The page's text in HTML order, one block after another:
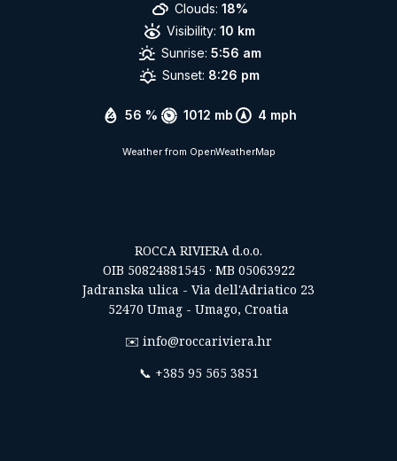
56 % 1012 mb 4 mph
Clouds: 18%
Visibility: 10 km
Sunrise: 5:56 am
Sunset: 8:26 pm
Weather from OpenWeatherMap
ROCCA RIVIERA d.o.o.
OIB 50824881545 · MB 05063922
Jadranska ulica - Via dell'Adriatico 23
52470 Umag - Umago, Croatia
✉️ info@roccariviera.hr
📞 +385 95 565 3851